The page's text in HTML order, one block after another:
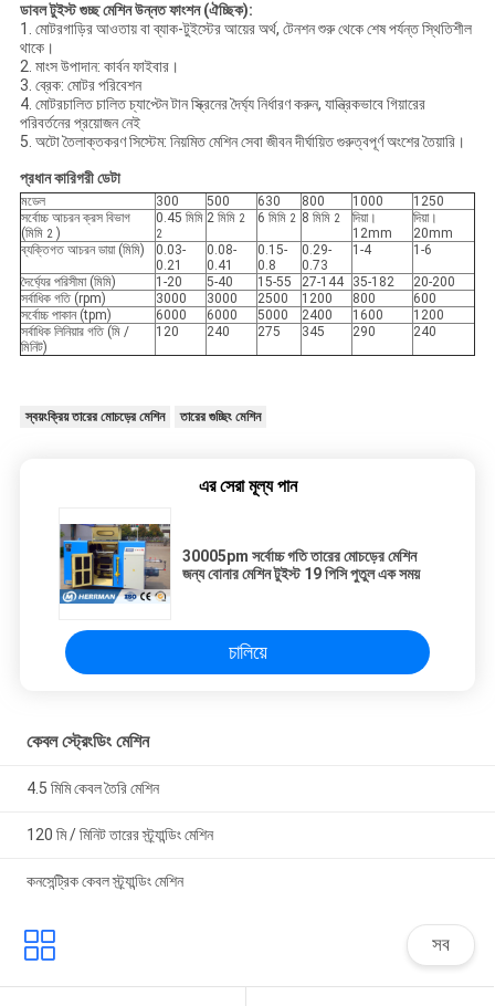
ডাবল টুইস্ট গুচ্ছ মেশিন উন্নত ফাংশন (ঐচ্ছিক):
1. মোটরগাড়ির আওতায় বা ব্যাক-টুইস্টের আয়ের অর্থ, টেনশন শুরু থেকে শেষ পর্যন্ত স্থিতিশীল
থাকে।
2. মাংস উপাদান: কার্বন ফাইবার।
3. ব্রেক: মোটর পরিবেশন
4. মোটরচালিত চালিত চ্যাপ্টেন টান স্ক্রিনের দৈর্ঘ্য নির্ধারণ করুন, যান্ত্রিকভাবে গিয়ারের
পরিবর্তনের প্রয়োজন নেই
5. অটো তৈলাক্তকরণ সিস্টেম: নিয়মিত মেশিন সেবা জীবন দীর্ঘায়িত গুরুত্বপূর্ণ অংশের তৈয়ারি।
প্রধান কারিগরী ডেটা
মডেল 300 500 630 800 1000
1250
সর্বোচ্চ আচরন ক্রস বিভাগ
(মিমি 2)
0.45 মিমি
2
2 মিমি 2 6 মিমি 2 8 মিমি 2
দিয়া।
12mm
দিয়া।
20mm
ব্যক্তিগত আচরন ডায়া (মিমি)
0.03-
0.21
0.08-
0.41
0.15-
0.8
0.29-
0.73
1-4 1-6
দৈর্ঘ্যের পরিসীমা (মিমি) 1-20 5-40 15-55 27-144 35-182
20-200
সর্বাধিক গতি (rpm)
3000 3000 2500 1200 800
600
সর্বোচ্চ পাকান (tpm)
6000 6000 5000 2400 1600
1200
সর্বাধিক লিনিয়ার গতি (মি /
মিনিট)
120 240 275 345 290 240
স্বয়ংক্রিয় তারের মোচড়ের মেশিন তারের গুচ্ছিং মেশিন
এর সেরা মূল্য পান
30005pm সর্বোচ্চ গতি তারের মোচড়ের মেশিন
জন্য বোনার মেশিন টুইস্ট 19 পিসি পুতুল এক সময়
চালিয়ে
কেবল স্ট্রেংডিং মেশিন
4.5 মিমি কেবল তৈরি মেশিন
120 মি / মিনিট তারের স্ট্র্যান্ডিং মেশিন
কনসেন্ট্রিক কেবল স্ট্র্যান্ডিং মেশিন
সব